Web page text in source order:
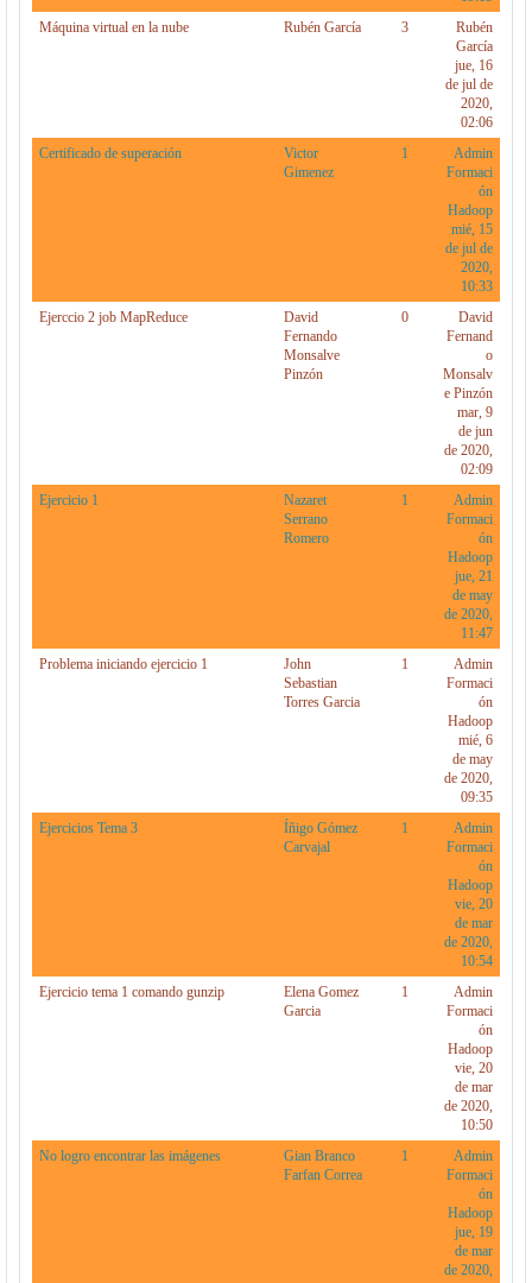
Máquina virtual en la nube
Rubén García 3
Rubén
García
jue, 16
de jul de
2020,
02:06
Certificado de superación
Victor
Gimenez
1
Admin
Formaci
ón
Hadoop
mié, 15
de jul de
2020,
10:33
Ejerccio 2 job MapReduce
David
Fernando
Monsalve
Pinzón
0
David
Fernand
o
Monsalv
e Pinzón
mar, 9
de jun
de 2020,
02:09
Ejercicio 1
Nazaret
Serrano
Romero
1
Admin
Formaci
ón
Hadoop
jue, 21
de may
de 2020,
11:47
Problema iniciando ejercicio 1
John
Sebastian
Torres Garcia
1
Admin
Formaci
ón
Hadoop
mié, 6
de may
de 2020,
09:35
Ejercicios Tema 3
Íñigo Gómez
Carvajal
1
Admin
Formaci
ón
Hadoop
vie, 20
de mar
de 2020,
10:54
Ejercicio tema 1 comando gunzip
Elena Gomez
Garcia
1
Admin
Formaci
ón
Hadoop
vie, 20
de mar
de 2020,
10:50
No logro encontrar las imágenes
Gian Branco
Farfan Correa
1
Admin
Formaci
ón
Hadoop
jue, 19
de mar
de 2020,